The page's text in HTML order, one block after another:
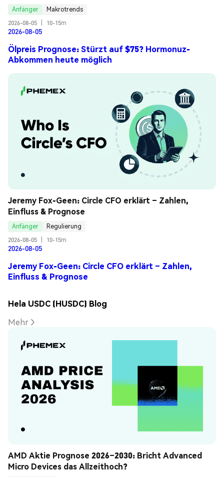
Anfänger
Makrotrends
2026-08-05
10-15m
2026-08-05
Ölpreis Prognose: Stürzt auf $75? Hormonuz-
Abkommen heute möglich
Jeremy Fox-Geen: Circle CFO erklärt – Zahlen,
Einfluss & Prognose
Anfänger
Regulierung
2026-08-05
10-15m
2026-08-05
Jeremy Fox-Geen: Circle CFO erklärt – Zahlen,
Einfluss & Prognose
Hela USDC (HUSDC) Blog
Mehr
AMD Aktie Prognose 2026–2030: Bricht Advanced
Micro Devices das Allzeithoch?